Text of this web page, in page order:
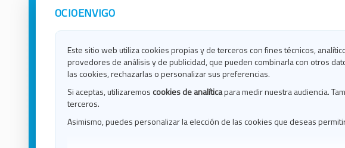
OCIOENVIGO
Este sitio web utiliza cookies propias y de terceros con fines técnicos,
provedores de análisis y de publicidad, que pueden combinarla con otros
las cookies, rechazarlas o personalizar sus preferencias.
Si aceptas, utilizaremos cookies de analíticapara medir nuestra audiencia.
terceros.
Asimismo, puedes personalizar la elección de las cookies que deseas
Avisos Legales
Política de Cookies
Ocio en Lugo
Ocio en Ourense
Ocio en Santiago
Blog